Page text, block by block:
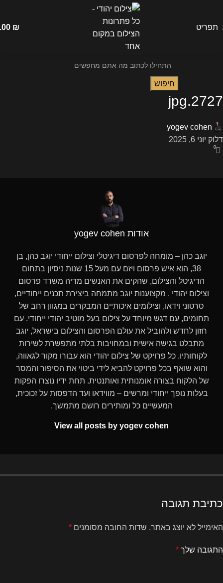
תפריט ₪
חיפוש
2727.jpg
yogev cohen
דלוק יוני 6, 2025
0
אודות yogev cohen
יוגב כהן – מומחה לפרסום דיגיטלי וצילום ייחודי יוגב כהן, בן
38, הוא איש פרסום ויזם עם מעל 15 שנות ניסיון בתחום
הדיגיטל והצילום, שהקים את האנשים מדיה משרד פרסום
וצילום יהודי . מקצוענות יוגב מתמחה ביצירת תכנים ייחודיים,
סרטוני וידאו, וצילומים איכותיים המבקרים במגוון רחב של
תחומים, עם דגש מיוחד על צילום בעל מוטיב יהודי ייחודי. עם
חזון לחדש ולהוביל את עולם הפרסום והצילום בישראל, יוגב
מתבלט בגישה אישית ובמחויבות בלתי מתפשרת לשירות
לקוחותיו. כל פרויקט של צילום יהודי הוא עבורו מקור לגאווה,
והוא שואף בכל פרויקט להביא לידי ביטוי את הסיפור והמסר
של הלקוח בצורה אומנותית ואותנטית. תחת ידיו נוצרו הפקות
בעלות נופך ייחודי ומרשים – מווידאו ועד הדפסות על זכוכית,
המעשיים כל ומותירים רושם מתמשך.
View all posts by yogev cohen
כתיבת תגובה
האימייל לא יוצג באתר. שדות החובה מסומנים *
התגובה שלך *